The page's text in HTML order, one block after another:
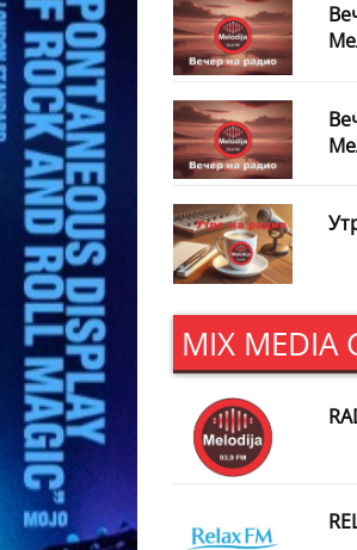
MIX MEDIA